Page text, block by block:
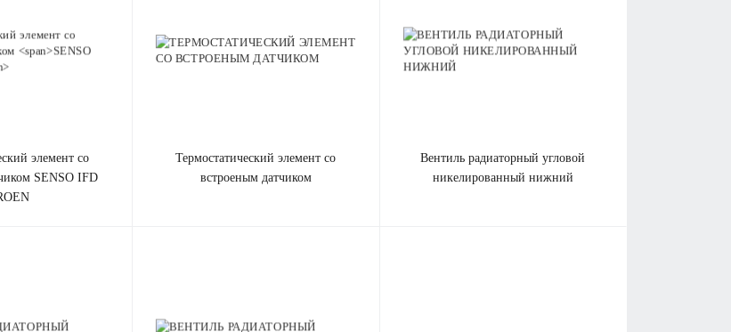
SENSO IFD
термостатический элемент cо
встроеным датчиком
вентиль радиаторный угловой
никелированный нижний